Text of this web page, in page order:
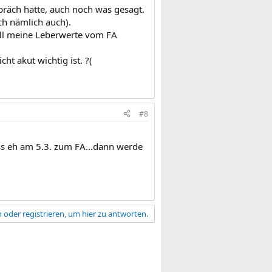
hatte, auch noch was gesagt.
nämlich auch).
meine Leberwerte vom FA
akut wichtig ist. ?(
#8
eh am 5.3. zum FA...dann werde
oder registrieren, um hier zu antworten.